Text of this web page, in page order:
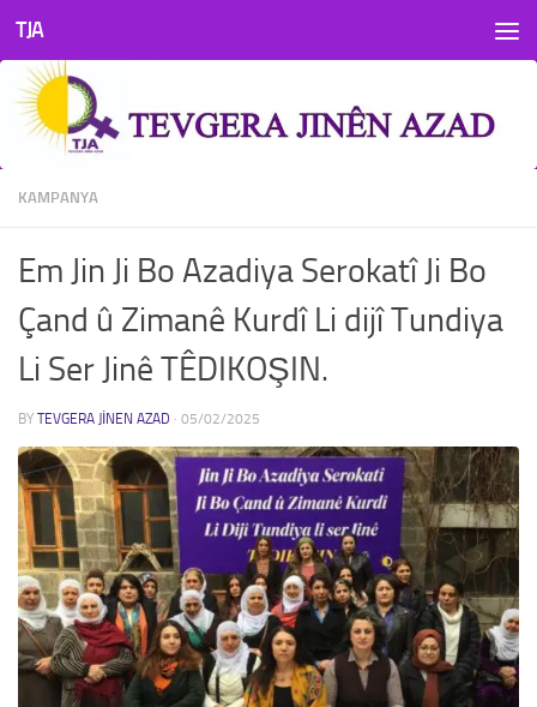
Skip to content
TJA
KAMPANYA
Em Jin Ji Bo Azadiya Serokatî Ji Bo
Çand û Zimanê Kurdî Li dijî Tundiya
Li Ser Jinê TÊDIKOŞIN.
BY TEVGERA JINEN AZAD · 05/02/2025